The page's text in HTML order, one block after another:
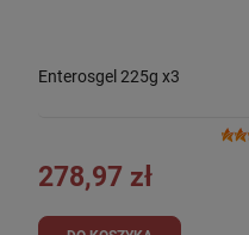
Enterosgel 225g x3
278,97 zł